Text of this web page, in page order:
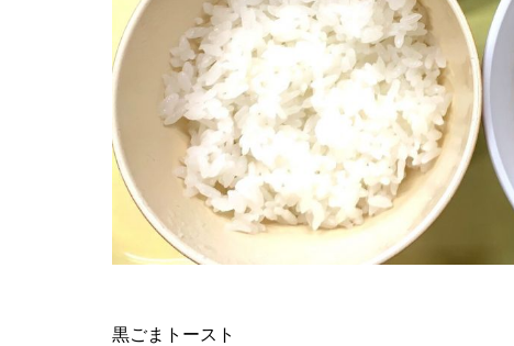
黒ごまトースト